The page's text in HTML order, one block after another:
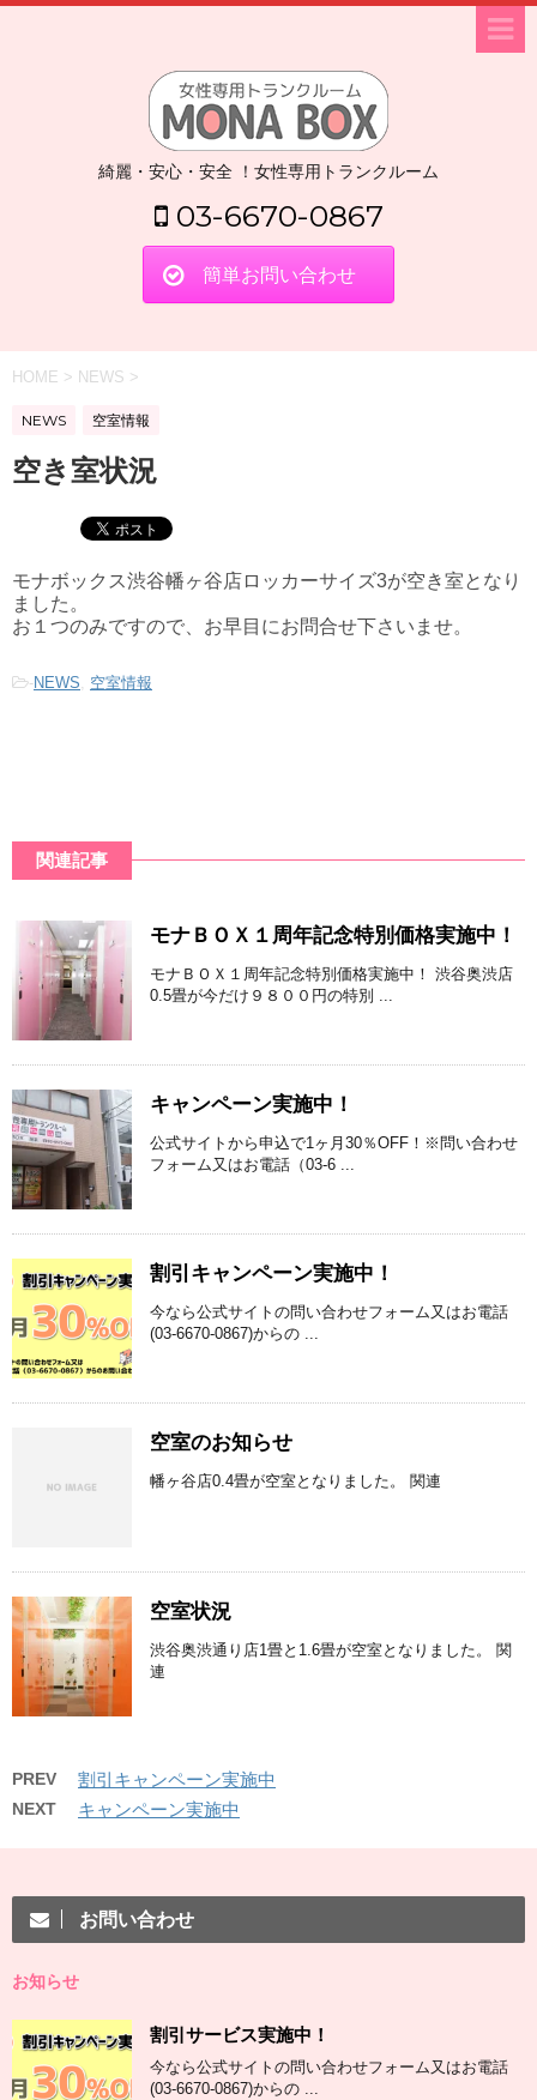
綺麗・安心・安全 ！女性専用トランクルーム
03-6670-0867
簡単お問い合わせ
HOME > NEWS >
NEWS 空室情報
空き室状況
モナボックス渋谷幡ヶ谷店ロッカーサイズ3が空き室となり
ました。
お１つのみですので、お早目にお問合せ下さいませ。
-NEWS, 空室情報
関連記事
モナＢＯＸ１周年記念特別価格実施中！
モナＢＯＸ１周年記念特別価格実施中！ 渋谷奥渋店
0.5畳が今だけ９８００円の特別 ...
キャンペーン実施中！
公式サイトから申込で1ヶ月30％OFF！※問い合わせ
フォーム又はお電話（03-6 ...
割引キャンペーン実施中！
今なら公式サイトの問い合わせフォーム又はお電話
(03-6670-0867)からの ...
空室のお知らせ
幡ヶ谷店0.4畳が空室となりました。 関連
空室状況
渋谷奥渋通り店1畳と1.6畳が空室となりました。 関
連
PREV 割引キャンペーン実施中
NEXT キャンペーン実施中
お問い合わせ
お知らせ
割引サービス実施中！
今なら公式サイトの問い合わせフォーム又はお電話
(03-6670-0867)からの ...